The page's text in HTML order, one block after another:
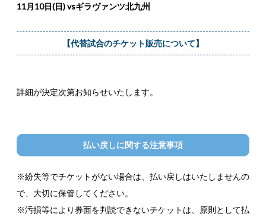
11月10日(日) vsギラヴァンツ北九州
【代替試合のチケット販売について】
詳細が決定次第お知らせいたします。
払い戻しに関する注意事項
※紛失等でチケットがない場合は、払い戻しはいたしませんの
で、大切に保管してください。
※汚損等により券面を判読できないチケットは、原則として払